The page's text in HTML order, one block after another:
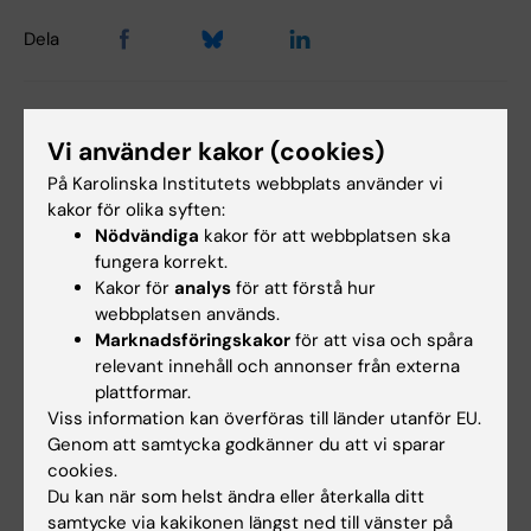
Dela
Mer om det här ämnet
Länk till avhandlingen
Disputation i KI-kalendern
Relaterat
Avdelningen för Aging Research Center
Aging Research Center (ARC) - extern hemsida
Vi använder kakor (cookies)
På Karolinska Institutets webbplats använder vi
kakor för olika syften:
Nödvändiga kakor för att webbplatsen ska
fungera korrekt.
Kakor för analys för att förstå hur
webbplatsen används.
Marknadsföringskakor för att visa och spåra
relevant innehåll och annonser från externa
plattformar.
Viss information kan överföras till länder utanför EU.
Genom att samtycka godkänner du att vi sparar
cookies.
Du kan när som helst ändra eller återkalla ditt
samtycke via kakikonen längst ned till vänster på